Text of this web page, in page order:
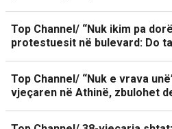
Top Channel/ “Nuk ikim pa
protestuesit në bulevard: Do
Top Channel/ “Nuk e vrava
vjeçaren në Athinë, zbulohet